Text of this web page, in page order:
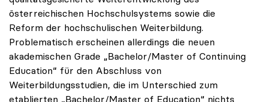
österreichischen Hochschulsystems sowie die
Reform der hochschulischen Weiterbildung.
Problematisch erscheinen allerdings die neuen
akademischen Grade „Bachelor/Master of Continuing
Education“ für den Abschluss von
Weiterbildungsstudien, die im Unterschied zum
etablierten „Bachelor/Master of Education“ nichts